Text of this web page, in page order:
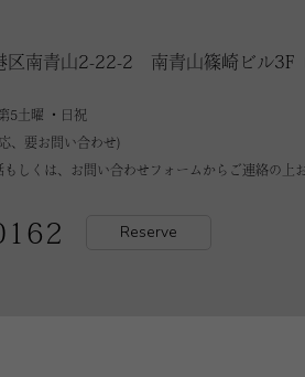
区南青山2-22-2 南青山篠崎ビル3F
5土曜 ・日祝
、要お問い合わせ)
しくは、お問い合わせフォームからご連絡の上
Reserve